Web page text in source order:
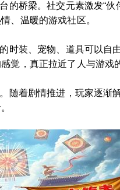
桥梁。社交元素激发“伙
、温暖的游戏社区。
装、宠物、道具可以自
觉，真正拉近了人与游戏
着剧情推进，玩家逐渐